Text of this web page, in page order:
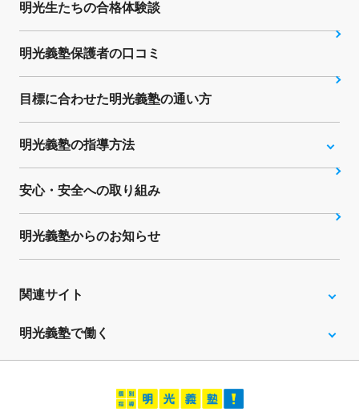
明光生たちの合格体験談
明光義塾保護者の口コミ
目標に合わせた明光義塾の通い方
明光義塾の指導方法
安心・安全への取り組み
明光義塾からのお知らせ
関連サイト
明光義塾で働く